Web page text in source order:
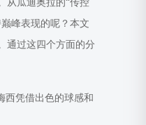
从瓜迪奥拉的“传控
峰表现的呢？本文
通过这四个方面的分
西凭借出色的球感和